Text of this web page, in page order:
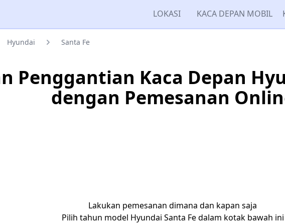
LOKASI KACA DEPAN MOBIL
Hyundai Santa Fe
Penggantian Kaca Depan
dengan Pemesanan
Lakukan pemesanan dimana dan kapan saja
Pilih tahun model Hyundai Santa Fe dalam kotak bawah ini